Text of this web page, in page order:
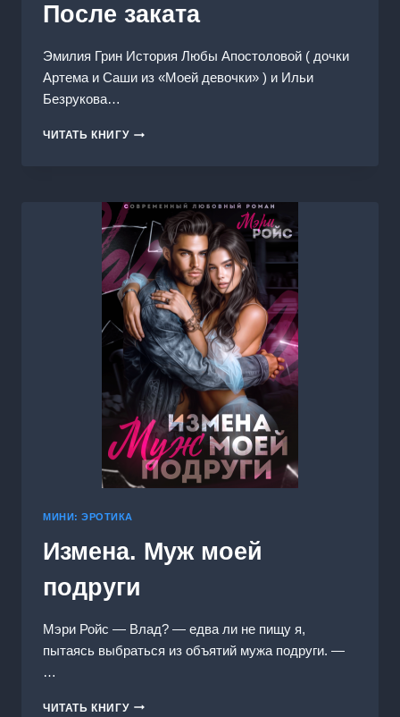
После заката
Эмилия Грин История Любы Апостоловой ( дочки
Артема и Саши из «Моей девочки» ) и Ильи
Безрукова…
ЧИТАТЬ КНИГУПОСЛЕ
МИНИ: ЭРОТИКА
Измена. Муж моей
подруги
Мэри Ройс — Влад? — едва ли не пищу я,
пытаясь выбраться из объятий мужа подруги. —
…
ЧИТАТЬ КНИГУИЗМЕНА.